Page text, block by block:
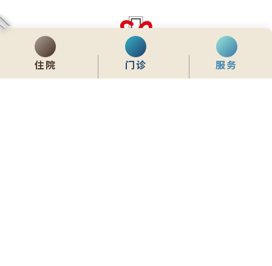
住院 门诊 服务
齊服務 展關懷
We Serve & We Care